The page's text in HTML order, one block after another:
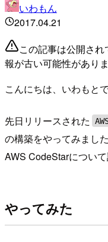
いわもん
2017.04.21
この記事は公開さ
報が古い可能性があり
こんにちは、いわもとで
先日リリースされた
の構築をやってみました
AWS CodeStarについ
やってみた